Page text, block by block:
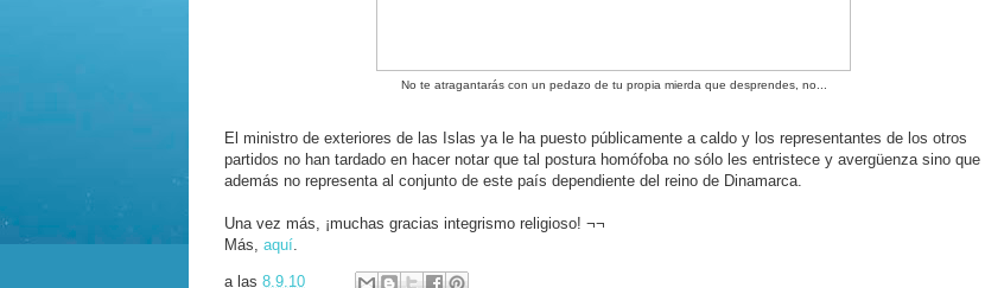
No te atragantarás con un pedazo de tu propia mierda que desprendes, no...
El ministro de exteriores de las Islas ya le ha puesto públicamente a caldo y los representantes de los otros
partidos no han tardado en hacer notar que tal postura homófoba no sólo les entristece y avergüenza sino que
además no representa al conjunto de este país dependiente del reino de Dinamarca.
Una vez más, ¡muchas gracias integrismo religioso! ¬¬
Más, aquí
a las 8.9.10